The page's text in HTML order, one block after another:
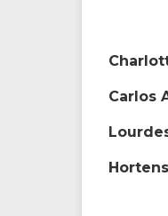
Carlos